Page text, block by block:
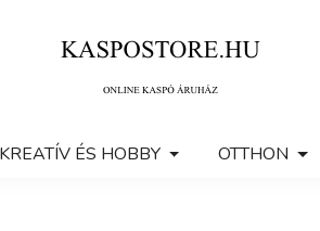
KREATÍV ÉS HOBBY OTTHON